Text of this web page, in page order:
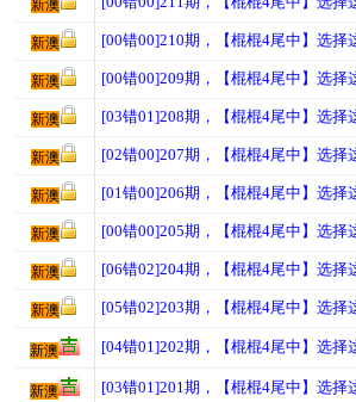
新澳
新澳 [00错00]210期，【棍棍4尾中】选择
新澳 [00错00]209期，【棍棍4尾中】选择
新澳 [03错01]208期，【棍棍4尾中】选择
新澳 [02错00]207期，【棍棍4尾中】选择
新澳 [01错00]206期，【棍棍4尾中】选择
新澳 [00错00]205期，【棍棍4尾中】选择
新澳 [06错02]204期，【棍棍4尾中】选择
新澳 [05错02]203期，【棍棍4尾中】选择
新澳 [04错01]202期，【棍棍4尾中】选择
新澳 [03错01]201期，【棍棍4尾中】选择